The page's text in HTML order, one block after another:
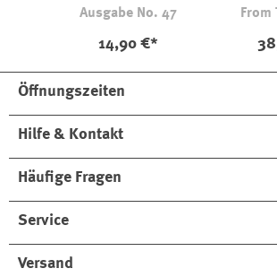
Ausgabe No. 47
14,90 €*
From
Öffnungszeiten
Hilfe & Kontakt
Häufige Fragen
Service
Versand